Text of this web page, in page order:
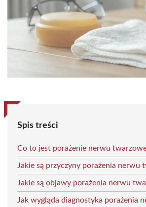
Spis treści
Co to jest porażenie nerwu
Jakie są przyczyny porażenia nerwu
Jakie są objawy porażenia nerwu
Jak wygląda diagnostyka porażenia